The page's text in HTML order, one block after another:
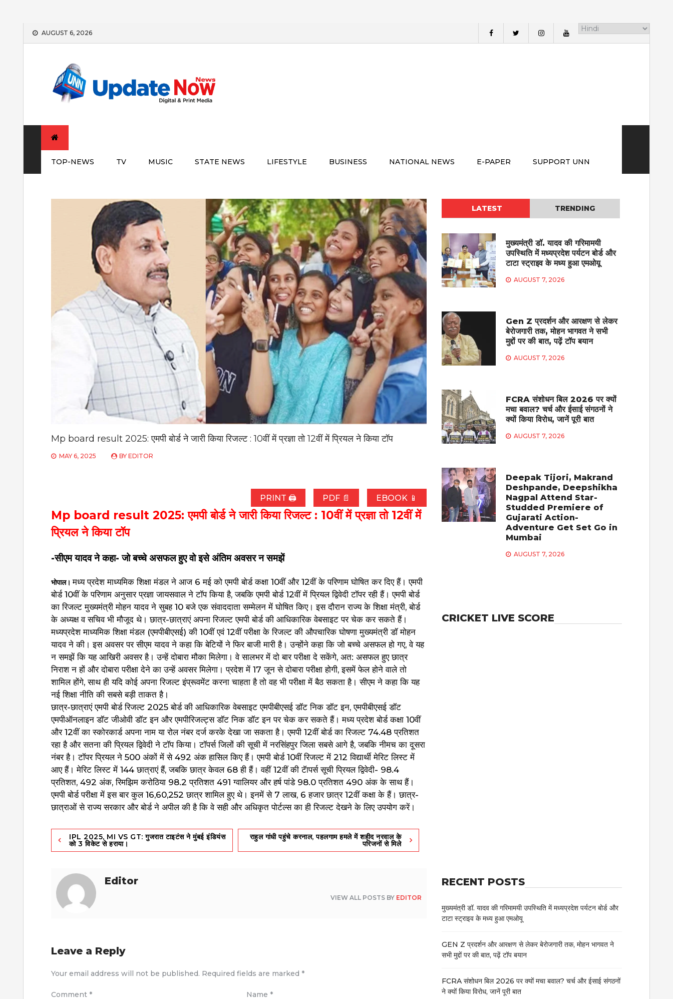
AUGUST 6, 2026
TOP-NEWS TV MUSIC STATE NEWS LIFESTYLE BUSINESS NATIONAL NEWS E-PAPER SUPPORT UNN
Mp board result 2025: एमपी बोर्ड ने जारी किया रिजल्ट : 10वीं में प्रज्ञा तो 12वीं में प्रियल ने किया टॉप
MAY 6, 2025 BY EDITOR
PRINT 🖨 PDF 📄 EBOOK 📱
Mp board result 2025: एमपी बोर्ड ने जारी किया रिजल्ट : 10वीं में प्रज्ञा तो 12वीं में
प्रियल ने किया टॉप
-सीएम यादव ने कहा- जो बच्चे असफल हुए वो इसे अंतिम अवसर न समझें
भोपाल। मध्य प्रदेश माध्यमिक शिक्षा मंडल ने आज 6 मई को एमपी बोर्ड कक्षा 10वीं और 12वीं के परिणाम घोषित कर दिए हैं। एमपी
बोर्ड 10वीं के परिणाम अनुसार प्रज्ञा जायसवाल ने टॉप किया है, जबकि एमपी बोर्ड 12वीं में प्रियल द्विवेदी टॉपर रही हैं। एमपी बोर्ड
का रिजल्ट मुख्यमंत्री मोहन यादव ने सुबह 10 बजे एक संवाददाता सम्मेलन में घोषित किए। इस दौरान राज्य के शिक्षा मंत्री, बोर्ड
के अध्यक्ष व सचिव भी मौजूद थे। छात्र-छात्राएं अपना रिजल्ट एमपी बोर्ड की आधिकारिक वेबसाइट पर चेक कर सकते हैं।
मध्यप्रदेश माध्यमिक शिक्षा मंडल (एमपीबीएसई) की 10वीं एवं 12वीं परीक्षा के रिजल्ट की औपचारिक घोषणा मुख्यमंत्री डॉ मोहन
यादव ने की। इस अवसर पर सीएम यादव ने कहा कि बेटियों ने फिर बाजी मारी है। उन्होंने कहा कि जो बच्चे असफल हो गए, वे यह
न समझें कि यह आखिरी अवसर है। उन्हें दोबारा मौका मिलेगा। वे सालभर में दो बार परीक्षा दे सकेंगे, अत: असफल हुए छात्र
निराश न हों और दोबारा परीक्षा देने का उन्हें अवसर मिलेगा। प्रदेश में 17 जून से दोबारा परीक्षा होगी, इसमें फेल होने वाले तो
शामिल होंगे, साथ ही यदि कोई अपना रिजल्ट इंप्रूवमेंट करना चाहता है तो वह भी परीक्षा में बैठ सकता है। सीएम ने कहा कि यह
नई शिक्षा नीति की सबसे बड़ी ताकत है।
छात्र-छात्राएं एमपी बोर्ड रिजल्ट 2025 बोर्ड की आधिकारिक वेबसाइट एमपीबीएसई डॉट निक डॉट इन, एमपीबीएसई डॉट
एमपीऑनलाइन डॉट जीओवी डॉट इन और एमपीरिजल्ट्स डॉट निक डॉट इन पर चेक कर सकते हैं। मध्य प्रदेश बोर्ड कक्षा 10वीं
और 12वीं का स्कोरकार्ड अपना नाम या रोल नंबर दर्ज करके देखा जा सकता है। एमपी 12वीं बोर्ड का रिजल्ट 74.48 प्रतिशत
रहा है और सतना की प्रियल द्विवेदी ने टॉप किया। टॉपर्स जिलों की सूची में नरसिंहपुर जिला सबसे आगे है, जबकि नीमच का दूसरा
नंबर है। टॉपर प्रियल ने 500 अंकों में से 492 अंक हासिल किए हैं। एमपी बोर्ड 10वीं रिजल्ट में 212 विद्यार्थी मेरिट लिस्ट में
आए हैं। मेरिट लिस्ट में 144 छात्राएं हैं, जबकि छात्र केवल 68 ही हैं। वहीं 12वीं की टॅापर्स सूची प्रियल द्विवेदी- 98.4
प्रतिशत, 492 अंक, रिमझिम करोठिया 98.2 प्रतिशत 491 ग्वालियर और हर्ष पांडे 98.0 प्रतिशत 490 अंक के साथ हैं।
एमपी बोर्ड परीक्षा में इस बार कुल 16,60,252 छात्र शामिल हुए थे। इनमें से 7 लाख, 6 हजार छात्र 12वीं कक्षा के हैं। छात्र-
छात्राओं से राज्य सरकार और बोर्ड ने अपील की है कि वे सही और अधिकृत पोर्टल्स का ही रिजल्ट देखने के लिए उपयोग करें।
Post
navigation
IPL 2025, MI VS GT: गुजरात टाइटंस ने मुंबई इंडियंस
को 3 विकेट से हराया।
राहुल गांधी पहुंचे करनाल, पहलगाम हमले में शहीद नरवाल के
परिजनों से मिले
Editor
VIEW ALL POSTS BY EDITOR
Leave a Reply
Your email address will not be published. Required fields are marked *
Comment * Name *
LATEST TRENDING
मुख्यमंत्री डॉ. यादव की गरिमामयी
उपस्थिति में मध्यप्रदेश पर्यटन बोर्ड और
टाटा स्ट्राइव के मध्य हुआ एमओयू
AUGUST 7, 2026
Gen Z प्रदर्शन और आरक्षण से लेकर
बेरोजगारी तक, मोहन भागवत ने सभी
मुद्दों पर की बात, पढ़ें टॉप बयान
AUGUST 7, 2026
FCRA संशोधन बिल 2026 पर क्यों
मचा बवाल? चर्च और ईसाई संगठनों ने
क्यों किया विरोध, जानें पूरी बात
AUGUST 7, 2026
Deepak Tijori, Makrand
Deshpande, Deepshikha
Nagpal Attend Star-
Studded Premiere of
Gujarati Action-
Adventure Get Set Go in
Mumbai
AUGUST 7, 2026
CRICKET LIVE SCORE
RECENT POSTS
मुख्यमंत्री डॉ. यादव की गरिमामयी उपस्थिति में मध्यप्रदेश पर्यटन बोर्ड और
टाटा स्ट्राइव के मध्य हुआ एमओयू
GEN Z प्रदर्शन और आरक्षण से लेकर बेरोजगारी तक, मोहन भागवत ने
सभी मुद्दों पर की बात, पढ़ें टॉप बयान
FCRA संशोधन बिल 2026 पर क्यों मचा बवाल? चर्च और ईसाई संगठनों
ने क्यों किया विरोध, जानें पूरी बात